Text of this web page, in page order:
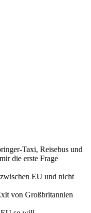
Taxi, Reisebus und
die erste Frage
EU und nicht
von Großbritannien